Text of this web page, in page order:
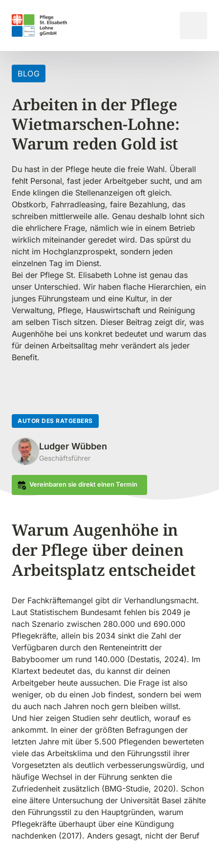
BLOG
Arbeiten in der Pflege
Wietmarschen-Lohne:
Warum reden Gold ist
Du hast in der Pflege heute die freie Wahl. Überall
fehlt Personal, fast jeder Arbeitgeber sucht, und am
Ende klingen die Stellenanzeigen oft gleich.
Obstkorb, Fahrradleasing, faire Bezahlung, das
schreiben mittlerweile alle. Genau deshalb lohnt sich
die ehrlichere Frage, nämlich wie in einem Betrieb
wirklich miteinander geredet wird. Das spürst du
nicht im Hochglanzprospekt, sondern jeden
einzelnen Tag im Dienst.
Bei der Pflege St. Elisabeth Lohne ist genau das
unser Unterschied. Wir haben flache Hierarchien, ein
junges Führungsteam und eine Kultur, in der
Verwaltung, Pflege, Hauswirtschaft und Reinigung
am selben Tisch sitzen. Dieser Beitrag zeigt dir, was
Augenhöhe bei uns konkret bedeutet und warum das
für deinen Arbeitsalltag mehr verändert als jeder
Benefit.
AUTOR DES RATGEBERS
Ludger Wübben
Geschäftsführer
Vereinbaren sie direkt einen Termin
Warum Augenhöhe in
der Pflege über deinen
Arbeitsplatz entscheidet
Der Fachkräftemangel gibt dir Verhandlungsmacht.
Laut Statistischem Bundesamt fehlen bis 2049 je
nach Szenario zwischen 280.000 und 690.000
Pflegekräfte, allein bis 2034 sinkt die Zahl der
Verfügbaren durch den Renteneintritt der
Babyboomer um rund 140.000 (Destatis, 2024). Im
Klartext bedeutet das, du kannst dir deinen
Arbeitgeber heute aussuchen. Die Frage ist also
weniger, ob du einen Job findest, sondern bei wem
du auch nach Jahren noch gern bleiben willst.
Und hier zeigen Studien sehr deutlich, worauf es
ankommt. In einer der größten Befragungen der
letzten Jahre mit über 5.500 Pflegenden bewerteten
viele das Arbeitsklima und den Führungsstil ihrer
Vorgesetzten als deutlich verbesserungswürdig, und
häufige Wechsel in der Führung senkten die
Zufriedenheit zusätzlich (BMG-Studie, 2020). Schon
eine ältere Untersuchung der Universität Basel zählte
den Führungsstil zu den Hauptgründen, warum
Pflegekräfte überhaupt über eine Kündigung
nachdenken (2017). Anders gesagt, nicht der Beruf